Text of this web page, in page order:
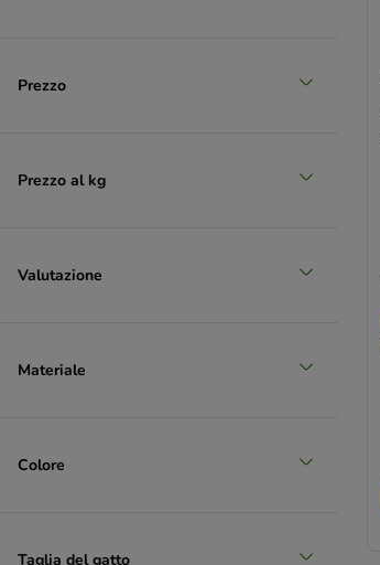
Prezzo
Prezzo al kg
Valutazione
Materiale
Colore
Taglia del gatto